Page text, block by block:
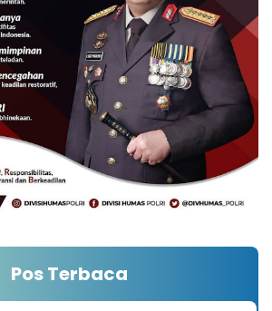
Pos Terbaca